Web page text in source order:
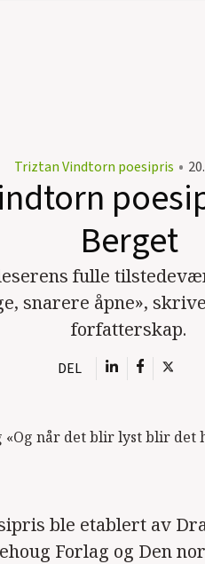
Triztan Vindtorn poesipris •
Berget
fulle
snarere åpne»,
forfatterskap.
DEL
når det blir lyst blir det
ble etablert av
Forlag og Den